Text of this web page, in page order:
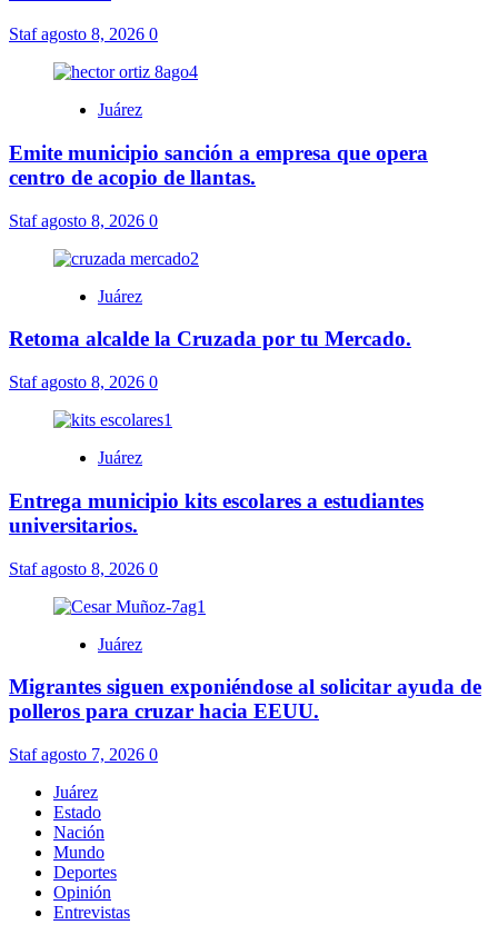
Stafagosto 8, 2026 0
Juárez
Emite municipio sanción a empresa que opera
centro de acopio de llantas.
Stafagosto 8, 2026 0
Juárez
Retoma alcalde la Cruzada por tu Mercado.
Stafagosto 8, 2026 0
Juárez
Entrega municipio kits escolares a estudiantes
universitarios.
Stafagosto 8, 2026 0
Juárez
Migrantes siguen exponiéndose al solicitar ayuda de
polleros para cruzar hacia EEUU.
Stafagosto 7, 2026 0
Juárez
Estado
Nación
Mundo
Deportes
Opinión
Entrevistas